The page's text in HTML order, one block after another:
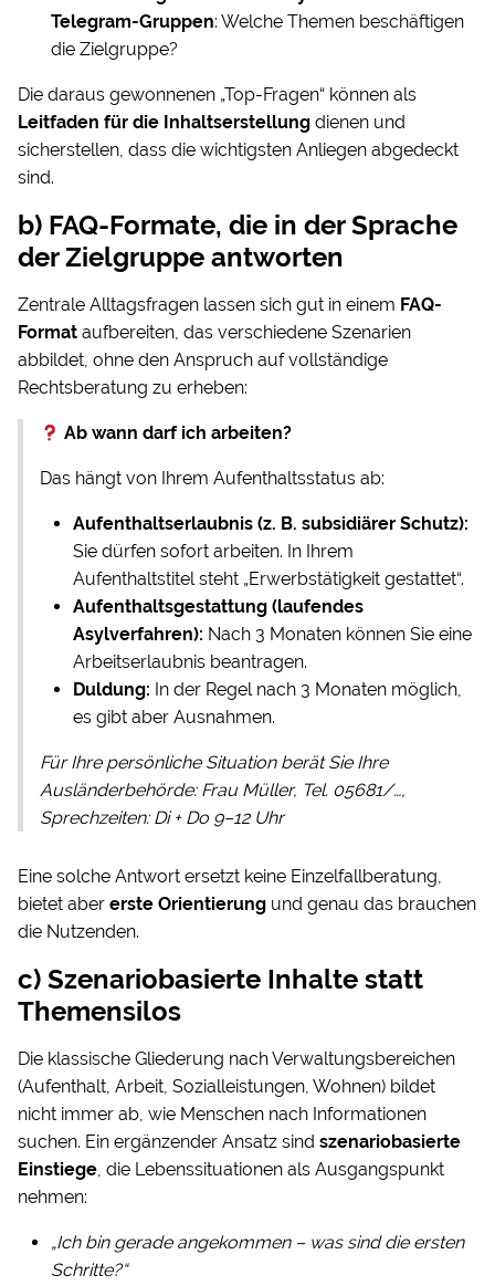
Telegram-Gruppen: Welche Themen beschäftigen
die Zielgruppe?
Die daraus gewonnenen „Top-Fragen“ können als
Leitfaden für die Inhaltserstellung dienen und
sicherstellen, dass die wichtigsten Anliegen abgedeckt
sind.
b) FAQ-Formate, die in der Sprache
der Zielgruppe antworten
Zentrale Alltagsfragen lassen sich gut in einem FAQ-
Format aufbereiten, das verschiedene Szenarien
abbildet, ohne den Anspruch auf vollständige
Rechtsberatung zu erheben:
Ab wann darf ich arbeiten?
Das hängt von Ihrem Aufenthaltsstatus ab:
Aufenthaltserlaubnis (z. B. subsidiärer Schutz):
Sie dürfen sofort arbeiten. In Ihrem
Aufenthaltstitel steht „Erwerbstätigkeit gestattet“.
Aufenthaltsgestattung (laufendes
Asylverfahren): Nach 3 Monaten können Sie eine
Arbeitserlaubnis beantragen.
Duldung: In der Regel nach 3 Monaten möglich,
es gibt aber Ausnahmen.
Für Ihre persönliche Situation berät Sie Ihre
Ausländerbehörde: Frau Müller, Tel. 05681/…,
Sprechzeiten: Di + Do 9–12 Uhr
Eine solche Antwort ersetzt keine Einzelfallberatung,
bietet aber erste Orientierung und genau das brauchen
die Nutzenden.
c) Szenariobasierte Inhalte statt
Themensilos
Die klassische Gliederung nach Verwaltungsbereichen
(Aufenthalt, Arbeit, Sozialleistungen, Wohnen) bildet
nicht immer ab, wie Menschen nach Informationen
suchen. Ein ergänzender Ansatz sind szenariobasierte
Einstiege, die Lebenssituationen als Ausgangspunkt
nehmen:
„Ich bin gerade angekommen – was sind die ersten
Schritte?“